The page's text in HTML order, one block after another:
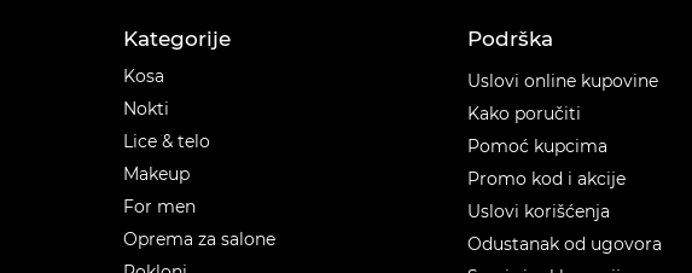
Kategorije
Kosa
Nokti
Lice & telo
Makeup
For men
Oprema za salone
Podrška
Uslovi online kupovine
Kako poručiti
Pomoć kupcima
Promo kod i akcije
Uslovi korišćenja
Odustanak od ugovora